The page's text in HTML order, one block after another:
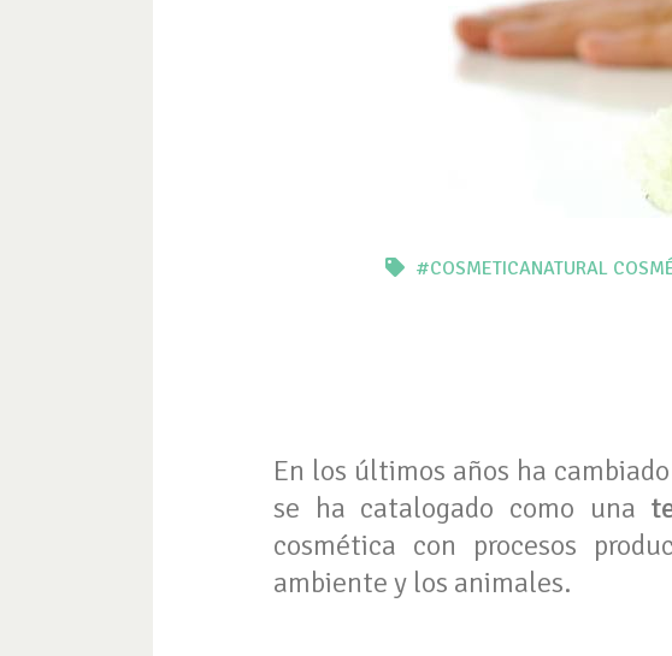
#COSMETICANATURAL
En los últimos años ha
se ha catalogado como una
cosmética con procesos
ambiente y los animales.